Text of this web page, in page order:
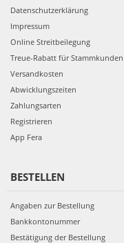
Datenschutzerklärung
Impressum
Online Streitbeilegung
Treue-Rabatt für Stammkunden
Versandkosten
Abwicklungszeiten
Zahlungsarten
Registrieren
App Fera
BESTELLEN
Angaben zur Bestellung
Bankkontonummer
Bestätigung der Bestellung